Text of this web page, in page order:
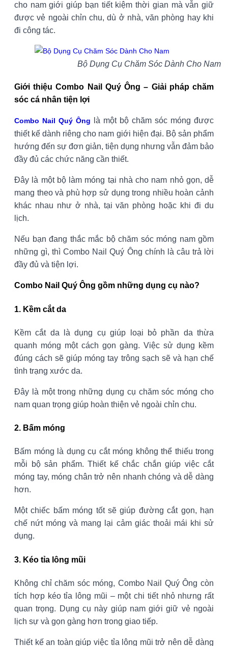
cho nam giới giúp bạn tiết kiệm thời gian mà vẫn giữ
được vẻ ngoài chỉn chu, dù ở nhà, văn phòng hay khi
đi công tác.
Bộ Dụng Cụ Chăm Sóc Dành Cho Nam
Giới thiệu Combo Nail Quý Ông – Giải pháp chăm
sóc cá nhân tiện lợi
Combo Nail Quý Ông là một bộ chăm sóc móng được
thiết kế dành riêng cho nam giới hiện đại. Bộ sản phẩm
hướng đến sự đơn giản, tiện dụng nhưng vẫn đảm bảo
đầy đủ các chức năng cần thiết.
Đây là một bộ làm móng tại nhà cho nam nhỏ gọn, dễ
mang theo và phù hợp sử dụng trong nhiều hoàn cảnh
khác nhau như ở nhà, tại văn phòng hoặc khi đi du
lịch.
Nếu bạn đang thắc mắc bộ chăm sóc móng nam gồm
những gì, thì Combo Nail Quý Ông chính là câu trả lời
đầy đủ và tiện lợi.
Combo Nail Quý Ông gồm những dụng cụ nào?
1. Kềm cắt da
Kềm cắt da là dụng cụ giúp loại bỏ phần da thừa
quanh móng một cách gọn gàng. Việc sử dụng kềm
đúng cách sẽ giúp móng tay trông sạch sẽ và hạn chế
tình trạng xước da.
Đây là một trong những dụng cụ chăm sóc móng cho
nam quan trọng giúp hoàn thiện vẻ ngoài chỉn chu.
2. Bấm móng
Bấm móng là dụng cụ cắt móng không thể thiếu trong
mỗi bộ sản phẩm. Thiết kế chắc chắn giúp việc cắt
móng tay, móng chân trở nên nhanh chóng và dễ dàng
hơn.
Một chiếc bấm móng tốt sẽ giúp đường cắt gọn, hạn
chế nứt móng và mang lại cảm giác thoải mái khi sử
dụng.
3. Kéo tỉa lông mũi
Không chỉ chăm sóc móng, Combo Nail Quý Ông còn
tích hợp kéo tỉa lông mũi – một chi tiết nhỏ nhưng rất
quan trọng. Dụng cụ này giúp nam giới giữ vẻ ngoài
lịch sự và gọn gàng hơn trong giao tiếp.
Thiết kế an toàn giúp việc tỉa lông mũi trở nên dễ dàng